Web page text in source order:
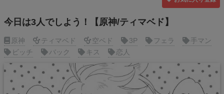
今日は3人でしよう！【原神/ティマベド】
原神 ティマベド 空ベド 3P フェラ
手マン
ビッチ
バック キス 恋人